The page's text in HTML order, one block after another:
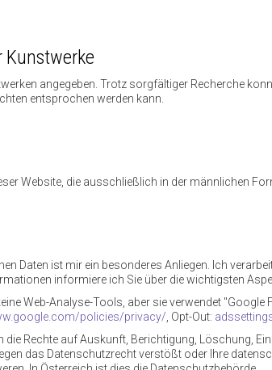
Kunstwerke
angegeben. Trotz sorgfältiger Recherche
entsprochen werden kann.
Website, die ausschließlich in der männlichen
Daten ist mir ein besonderes Anliegen. Ich
informiere ich Sie über die wichtigsten
Web-Analyse-Tools, aber sie verwendet
policies/privacy/ , Opt-Out:
die Rechte auf Auskunft, Berichtigung, Löschung,
das Datenschutzrecht verstößt oder Ihre